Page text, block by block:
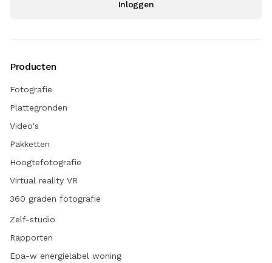
Inloggen
Producten
Fotografie
Plattegronden
Video's
Pakketten
Hoogtefotografie
Virtual reality VR
360 graden fotografie
Zelf-studio
Rapporten
Epa-w energielabel woning